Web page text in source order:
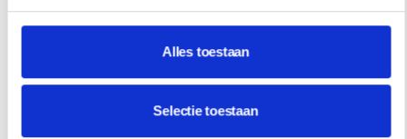
Alles toestaan
Selectie toestaan